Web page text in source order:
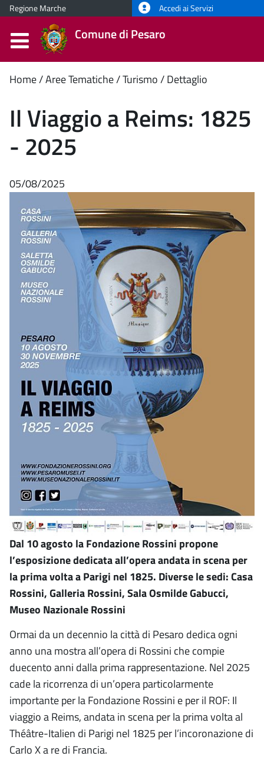
Regione Marche Accedi ai Servizi
Comune di Pesaro
Contenuto
principale
Home Aree Tematiche Turismo Dettaglio
Il Viaggio a Reims: 1825
- 2025
05/08/2025
Dal 10 agosto la Fondazione Rossini propone
l’esposizione dedicata all’opera andata in scena per
la prima volta a Parigi nel 1825. Diverse le sedi: Casa
Rossini, Galleria Rossini, Sala Osmilde Gabucci,
Museo Nazionale Rossini
Ormai da un decennio la città di Pesaro dedica ogni
anno una mostra all’opera di Rossini che compie
duecento anni dalla prima rappresentazione. Nel 2025
cade la ricorrenza di un’opera particolarmente
importante per la Fondazione Rossini e per il ROF: Il
viaggio a Reims, andata in scena per la prima volta al
Théâtre-Italien di Parigi nel 1825 per l’incoronazione di
Carlo X a re di Francia.